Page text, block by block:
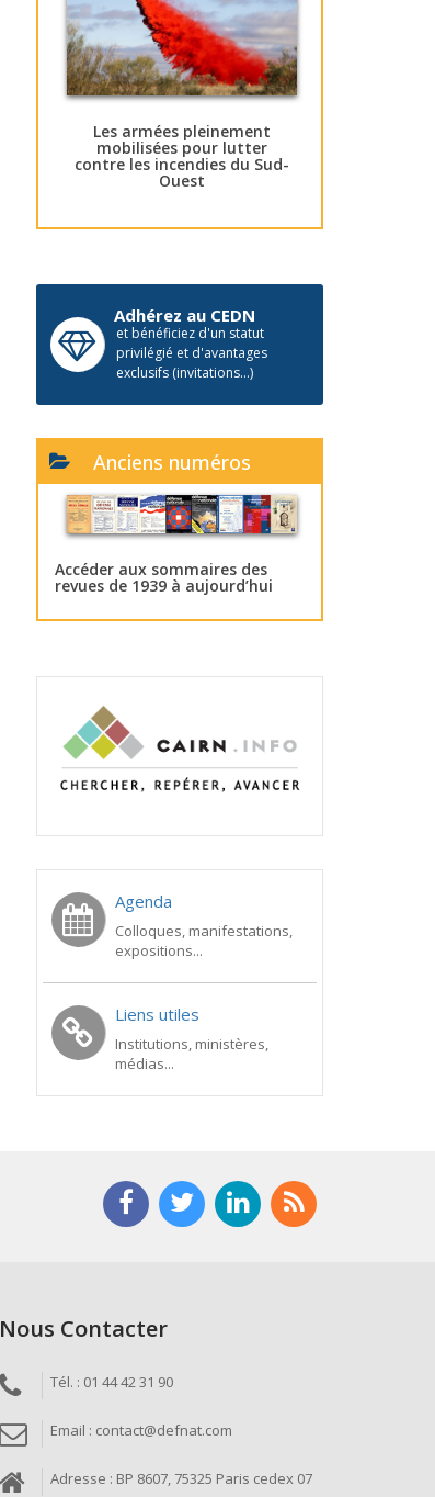
Les armées pleinement
mobilisées pour lutter
contre les incendies du Sud-
Ouest
Adhérez au CEDN
et bénéficiez d'un statut
privilégié et d'avantages
exclusifs (invitations...)
Anciens numéros
Accéder aux sommaires des
revues de 1939 à aujourd’hui
Agenda
Colloques, manifestations,
expositions...
Liens utiles
Institutions, ministères,
médias...
Nous Contacter
Tél. : 01 44 42 31 90
Email : contact@defnat.com
Adresse : BP 8607, 75325 Paris cedex 07